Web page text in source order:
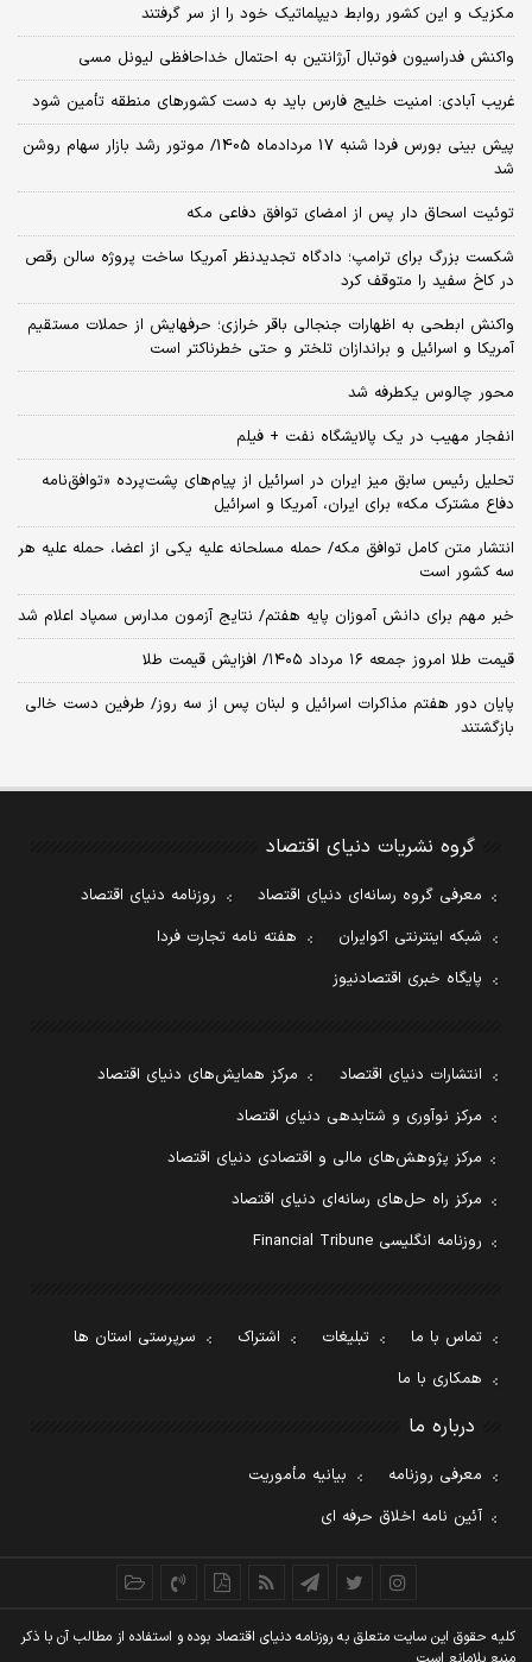
مکزیک و این کشور روابط دیپلماتیک خود را از سر گرفتند
واکنش فدراسیون فوتبال آرژانتین به احتمال خداحافظی لیونل مسی
غریب آبادی: امنیت خلیج فارس باید به دست کشورهای منطقه تأمین شود
پیش بینی بورس فردا شنبه 17 مردادماه 1405/ موتور رشد بازار سهام روشن
شد
توئیت اسحاق دار پس از امضای توافق دفاعی مکه
شکست بزرگ برای ترامپ؛ دادگاه تجدیدنظر آمریکا ساخت پروژه سالن رقص
در کاخ سفید را متوقف کرد
واکنش ابطحی به اظهارات جنجالی باقر خرازی؛ حرفهایش از حملات مستقیم
آمریکا و اسرائیل و براندازان تلختر و حتی خطرناکتر است
محور چالوس یکطرفه شد
انفجار مهیب در یک پالایشگاه نفت + فیلم
تحلیل رئیس سابق میز ایران در اسرائیل از پیام‌های پشت‌پرده «توافق‌نامه
دفاع مشترک مکه» برای ایران، آمریکا و اسرائیل
انتشار متن کامل توافق مکه/ حمله مسلحانه علیه یکی از اعضا، حمله علیه هر
سه کشور است
خبر مهم برای دانش آموزان پایه هفتم/ نتایج آزمون مدارس سمپاد اعلام شد
قیمت طلا امروز جمعه ۱۶ مرداد ۱۴۰۵/ افزایش قیمت طلا
پایان دور هفتم مذاکرات اسرائیل و لبنان پس از سه روز/ طرفین دست خالی
بازگشتند
گروه نشریات دنیای اقتصاد
معرفی گروه رسانه‌ای دنیای اقتصاد
روزنامه دنیای اقتصاد
شبکه اینترنتی اکوایران
هفته نامه تجارت فردا
پایگاه خبری اقتصادنیوز
انتشارات دنیای اقتصاد
مرکز همایش‌های دنیای اقتصاد
مرکز نوآوری و شتابدهی دنیای اقتصاد
مرکز پژوهش‌های مالی و اقتصادی دنیای اقتصاد
مرکز راه حل‌های رسانه‌ای دنیای اقتصاد
روزنامه انگلیسی Financial Tribune
تماس با ما تبلیغات اشتراک
سرپرستی استان ها
همکاری با ما
درباره ما
معرفی روزنامه
بیانیه مأموریت
آئین نامه اخلاق حرفه ای
کليه حقوق اين سايت متعلق به روزنامه دنيای اقتصاد بوده و استفاده از مطالب آن با ذکر